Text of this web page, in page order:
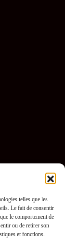
telles que les
Le fait de consentir
le comportement de
ou de retirer son
et fonctions.
pour les CHSLD
les gestionnaires ?